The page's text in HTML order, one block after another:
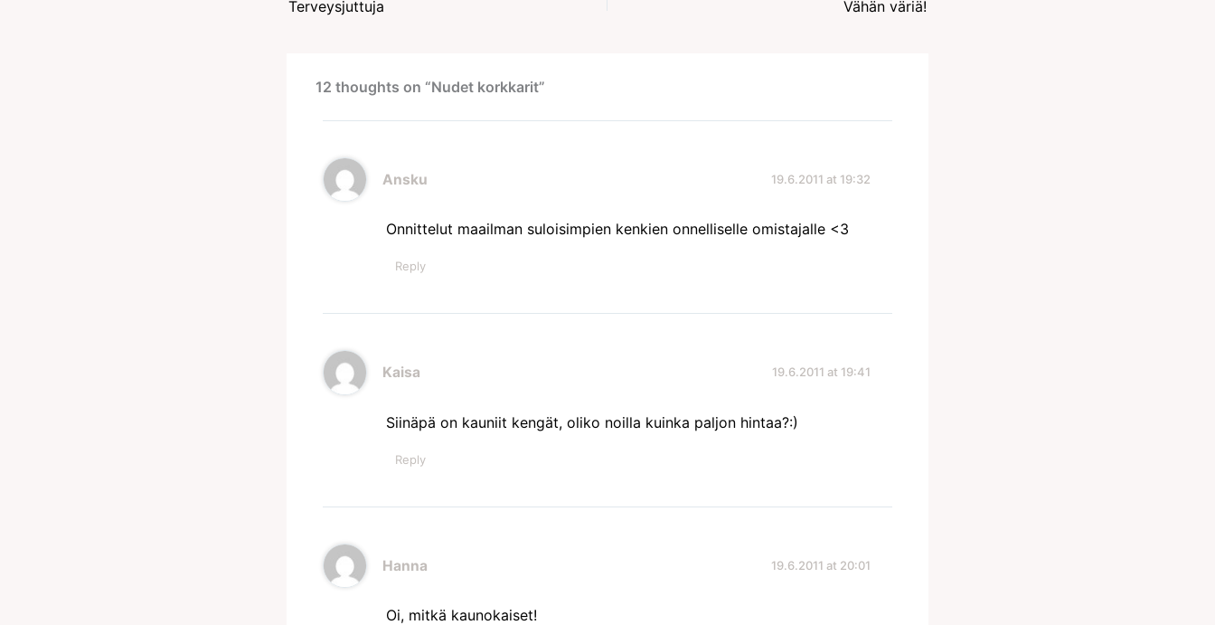
Terveysjuttuja Vähän väriä!
12 thoughts on “Nudet korkkarit”
Ansku 19.6.2011 at 19:32
Onnittelut maailman suloisimpien kenkien onnelliselle omistajalle <3
Reply
Kaisa 19.6.2011 at 19:41
Siinäpä on kauniit kengät, oliko noilla kuinka paljon hintaa?:)
Reply
Hanna 19.6.2011 at 20:01
Oi, mitkä kaunokaiset!